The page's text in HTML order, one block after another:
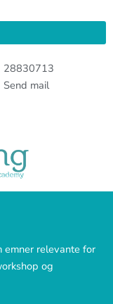
28830713
Send mail
emner relevante for
og